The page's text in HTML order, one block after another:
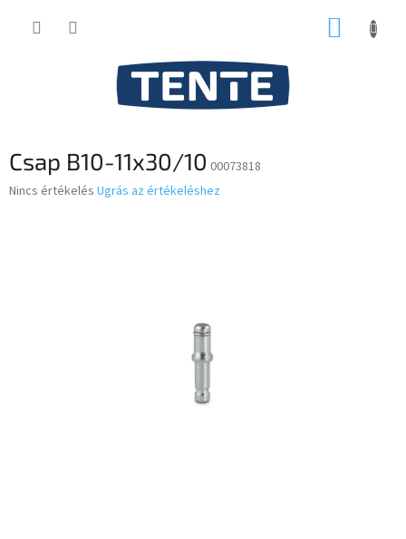
KOSÁR
Csap B10-11x30/10 00073818
A
Nincs értékelés Ugrás az értékeléshez